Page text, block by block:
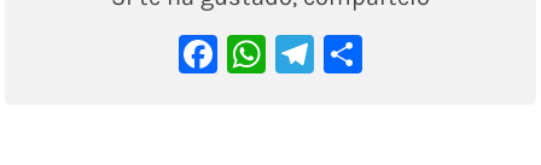
Facebook
WhatsApp
Telegram